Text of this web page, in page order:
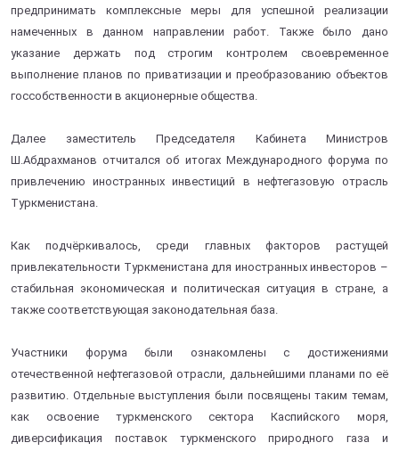
предпринимать комплексные меры для успешной реализации
намеченных в данном направлении работ. Также было дано
указание держать под строгим контролем своевременное
выполнение планов по приватизации и преобразованию объектов
госсобственности в акционерные общества.
Далее заместитель Председателя Кабинета Министров
Ш.Абдрахманов отчитался об итогах Международного форума по
привлечению иностранных инвестиций в нефтегазовую отрасль
Туркменистана.
Как подчёркивалось, среди главных факторов растущей
привлекательности Туркменистана для иностранных инвесторов –
стабильная экономическая и политическая ситуация в стране, а
также соответствующая законодательная база.
Участники форума были ознакомлены с достижениями
отечественной нефтегазовой отрасли, дальнейшими планами по её
развитию. Отдельные выступления были посвящены таким темам,
как освоение туркменского сектора Каспийского моря,
диверсификация поставок туркменского природного газа и